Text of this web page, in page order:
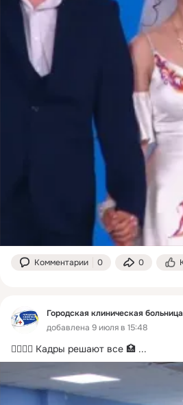
Комментарии 0 0
Городская клиническая
добавлена 9 июля в 15:48
👨‍⚕👩‍⚕ Кадры решают все 🏥 ...